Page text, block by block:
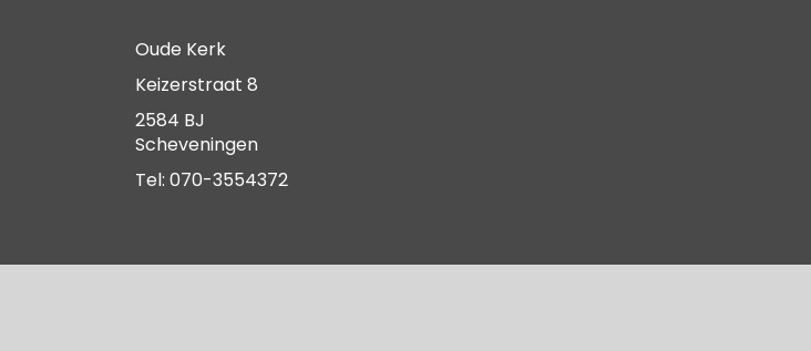
Oude Kerk
Keizerstraat 8
2584 BJ
Scheveningen
Tel: 070-3554372